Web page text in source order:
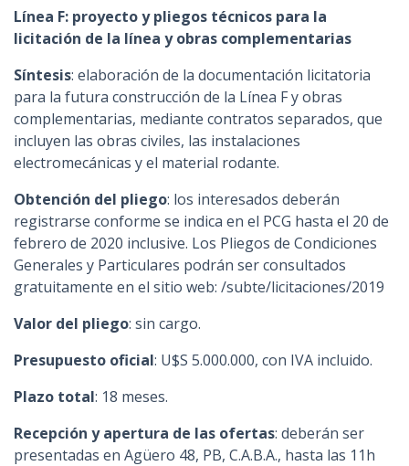
Línea F: proyecto y pliegos técnicos para la
licitación de la línea y obras complementarias
Síntesis: elaboración de la documentación licitatoria
para la futura construcción de la Línea F y obras
complementarias, mediante contratos separados, que
incluyen las obras civiles, las instalaciones
electromecánicas y el material rodante.
Obtención del pliego: los interesados deberán
registrarse conforme se indica en el PCG hasta el 20 de
febrero de 2020 inclusive. Los Pliegos de Condiciones
Generales y Particulares podrán ser consultados
gratuitamente en el sitio web: /subte/licitaciones/2019
Valor del pliego: sin cargo.
Presupuesto oficial: U$S 5.000.000, con IVA incluido.
Plazo total: 18 meses.
Recepción y apertura de las ofertas: deberán ser
presentadas en Agüero 48, PB, C.A.B.A., hasta las 11h